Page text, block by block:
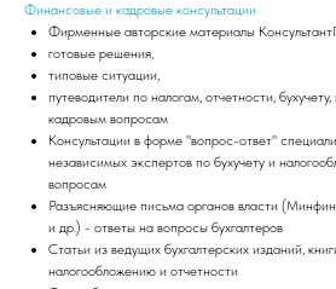
Финансовые и кадровые консультации
Фирменные авторские материалы
готовые решения,
типовые ситуации,
путеводители по налогам, отчетности,
кадровым вопросам
Консультации в форме "вопрос-ответ"
независимых экспертов по бухучету и
вопросам
Разъясняющие письма органов власти
и др.) - ответы на вопросы бухгалтеров
Статьи из ведущих бухгалтерских изданий,
налогообложению и отчетности